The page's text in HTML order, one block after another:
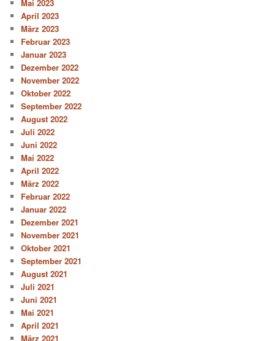
Mai 2023
April 2023
März 2023
Februar 2023
Januar 2023
Dezember 2022
November 2022
Oktober 2022
September 2022
August 2022
Juli 2022
Juni 2022
Mai 2022
April 2022
März 2022
Februar 2022
Januar 2022
Dezember 2021
November 2021
Oktober 2021
September 2021
August 2021
Juli 2021
Juni 2021
Mai 2021
April 2021
März 2021